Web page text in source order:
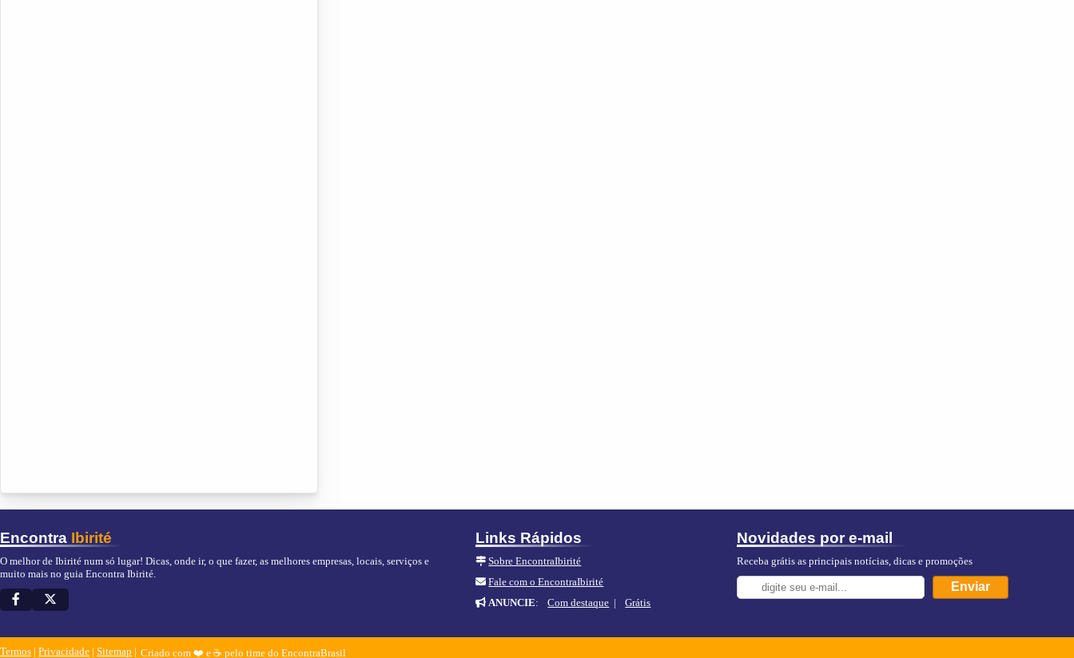
Encontra Ibirité
O melhor de Ibirité num só lugar! Dicas, onde ir, o que fazer, as melhores empresas, locais, serviços e
muito mais no guia Encontra Ibirité.
Links Rápidos
Sobre EncontraIbirité
Fale com o EncontraIbirité
ANUNCIE: Com destaque | Grátis
Novidades por e-mail
Receba grátis as principais notícias, dicas e promoções
Termos | Privacidade | Sitemap Criado com ❤️ e ☕ pelo time do EncontraBrasil